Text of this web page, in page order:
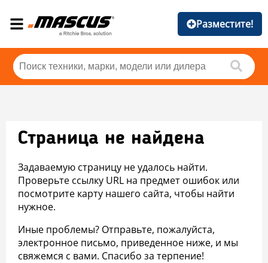
Разместите!
Страница не найдена
Задаваемую страницу не удалось найти.
Проверьте ссылку URL на предмет ошибок или
посмотрите карту нашего сайта, чтобы найти
нужное.
Иные проблемы? Отправьте, пожалуйста,
электронное письмо, приведенное ниже, и мы
свяжемся с вами. Спасибо за терпение!